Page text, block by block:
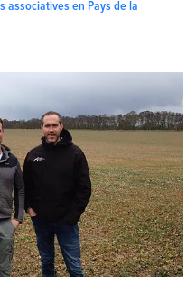
associatives en Pays de la